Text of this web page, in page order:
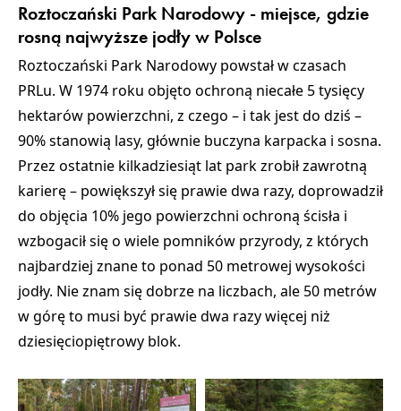
Roztoczański Park Narodowy - miejsce, gdzie
rosną najwyższe jodły w Polsce
Roztoczański Park Narodowy powstał w czasach
PRLu. W 1974 roku objęto ochroną niecałe 5 tysięcy
hektarów powierzchni, z czego – i tak jest do dziś –
90% stanowią lasy, głównie buczyna karpacka i sosna.
Przez ostatnie kilkadziesiąt lat park zrobił zawrotną
karierę – powiększył się prawie dwa razy, doprowadził
do objęcia 10% jego powierzchni ochroną ścisła i
wzbogacił się o wiele pomników przyrody, z których
najbardziej znane to ponad 50 metrowej wysokości
jodły. Nie znam się dobrze na liczbach, ale 50 metrów
w górę to musi być prawie dwa razy więcej niż
dziesięciopiętrowy blok.